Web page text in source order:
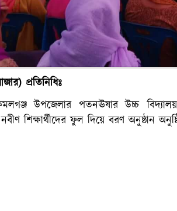
প্রতিনিধিঃ
উপজেলার পতনঊষার উচ্চ
নবীণ শিক্ষার্থীদের ফুল দিয়ে বরণ অনুষ্ঠান